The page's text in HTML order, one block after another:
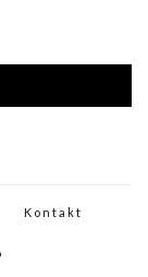
Kontakt